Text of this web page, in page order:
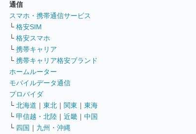
通信
スマホ・携帯通信サービス
└ 格安SIM
└ 格安スマホ
└ 携帯キャリア
└ 携帯キャリア格安ブランド
ホームルーター
モバイルデータ通信
プロバイダ
└ 北海道 ｜ 東北 ｜ 関東 ｜ 東海
└ 甲信越・北陸 ｜ 近畿 ｜ 中国
└ 四国 ｜ 九州・沖縄